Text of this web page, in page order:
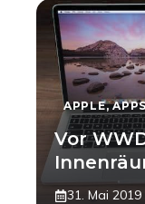
APPLE,
Vor
31. Mai 2019